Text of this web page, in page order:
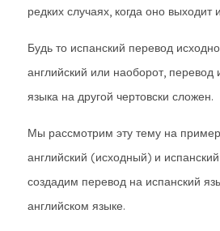
редких случаях, когда оно выходит
Будь то испанский перевод
английский или наоборот, перевод
языка на другой чертовски сложен.
Мы рассмотрим эту тему на
английский (исходный) и
создадим перевод на испанский
английском языке.